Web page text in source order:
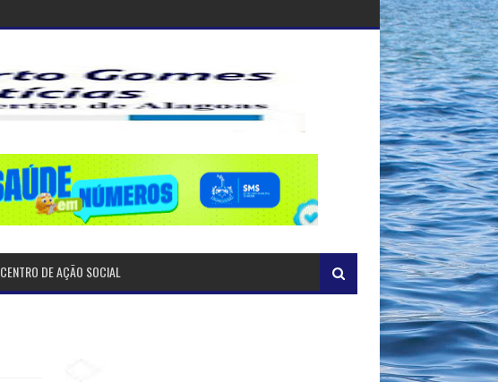
CENTRO DE AÇÃO SOCIAL